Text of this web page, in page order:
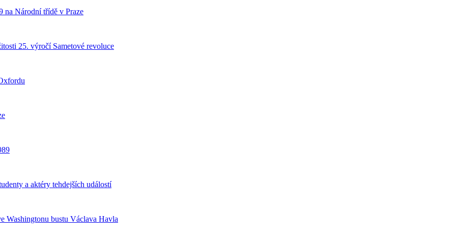
na Národní třídě v Praze
25. výročí Sametové revoluce
a aktéry tehdejších událostí
Washingtonu bustu Václava Havla